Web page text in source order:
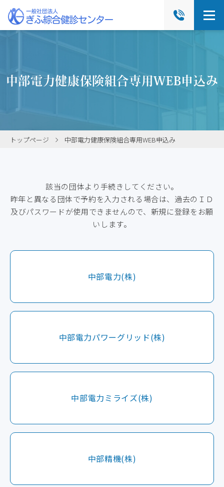
中部電力健康保険組合専用WEB申込み
トップページ 中部電力健康保険組合専用WEB申込み
該当の団体より手続きしてください。
昨年と異なる団体で予約を入力される場合は、過去のＩＤ
及びパスワードが使用できませんので、新規に登録をお願
いします。
中部電力(株)
中部電力パワーグリッド(株)
中部電力ミライズ(株)
中部精機(株)